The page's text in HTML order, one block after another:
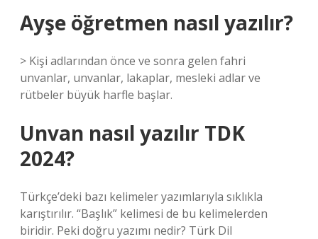
Ayşe öğretmen nasıl yazılır?
> Kişi adlarından önce ve sonra gelen fahri
unvanlar, unvanlar, lakaplar, mesleki adlar ve
rütbeler büyük harfle başlar.
Unvan nasıl yazılır TDK
2024?
Türkçe’deki bazı kelimeler yazımlarıyla sıklıkla
karıştırılır. “Başlık” kelimesi de bu kelimelerden
biridir. Peki doğru yazımı nedir? Türk Dil